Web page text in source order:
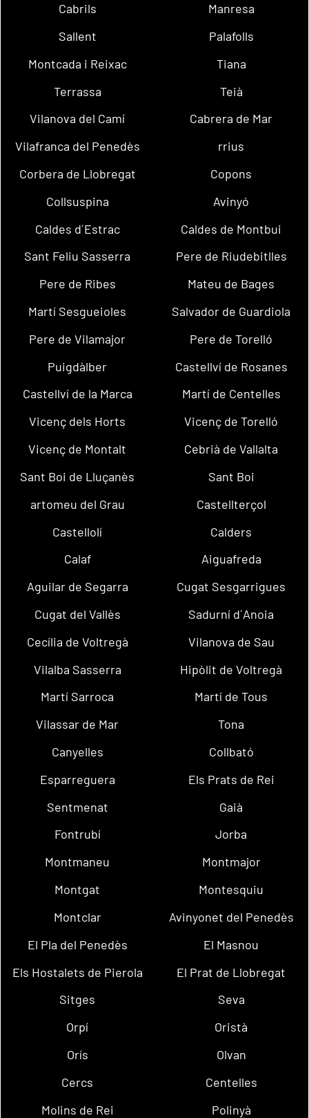
Cabrils
Manresa
Sallent
Palafolls
Montcada i Reixac
Tiana
Terrassa
Teià
Vilanova del Camí
Cabrera de Mar
Vilafranca del Penedès
rrius
Corbera de Llobregat
Copons
Collsuspina
Avinyó
Caldes d´Estrac
Caldes de Montbui
Sant Feliu Sasserra
Pere de Riudebitlles
Pere de Ribes
Mateu de Bages
Martí Sesgueioles
Salvador de Guardiola
Pere de Vilamajor
Pere de Torelló
Puigdàlber
Castellví de Rosanes
Castellví de la Marca
Martí de Centelles
Vicenç dels Horts
Vicenç de Torelló
Vicenç de Montalt
Cebrià de Vallalta
Sant Boi de Lluçanès
Sant Boi
artomeu del Grau
Castellterçol
Castellolí
Calders
Calaf
Aiguafreda
Aguilar de Segarra
Cugat Sesgarrigues
Cugat del Vallès
Sadurní d´Anoia
Cecília de Voltregà
Vilanova de Sau
Vilalba Sasserra
Hipòlit de Voltregà
Martí Sarroca
Martí de Tous
Vilassar de Mar
Tona
Canyelles
Collbató
Esparreguera
Els Prats de Rei
Sentmenat
Gaià
Fontrubí
Jorba
Montmaneu
Montmajor
Montgat
Montesquiu
Montclar
Avinyonet del Penedès
El Pla del Penedès
El Masnou
Els Hostalets de Pierola
El Prat de Llobregat
Sitges
Seva
Orpí
Oristà
Orís
Olvan
Cercs
Centelles
Molins de Rei
Polinyà